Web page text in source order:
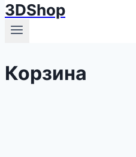
3DShop
Корзина